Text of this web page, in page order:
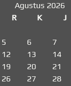
Agustus 2026
R K J
5 6 7
12 13 14
19 20 21
26 27 28